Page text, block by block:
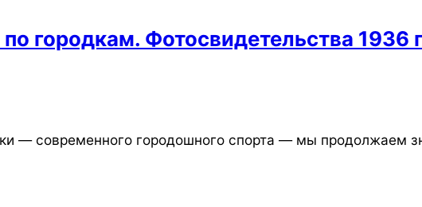
городкам. Фотосвидетельства 1936
— современного городошного спорта — мы продолжаем